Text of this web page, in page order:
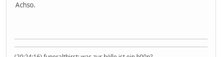
Achso.